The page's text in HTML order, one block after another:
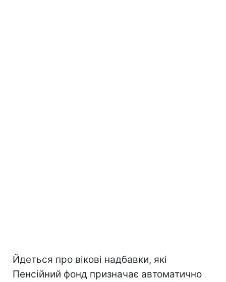
Йдеться про вікові надбавки, які
Пенсійний фонд призначає автоматично